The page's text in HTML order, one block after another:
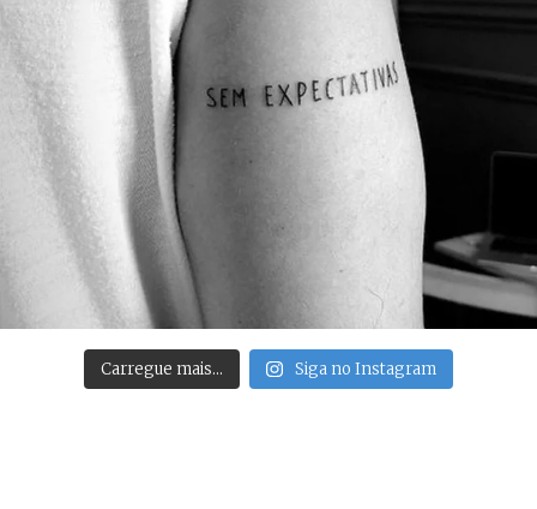
Carregue mais… Siga no Instagram